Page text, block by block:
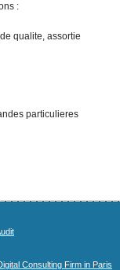
:
qualite, assortie
particulieres
Consulting Firm in Paris